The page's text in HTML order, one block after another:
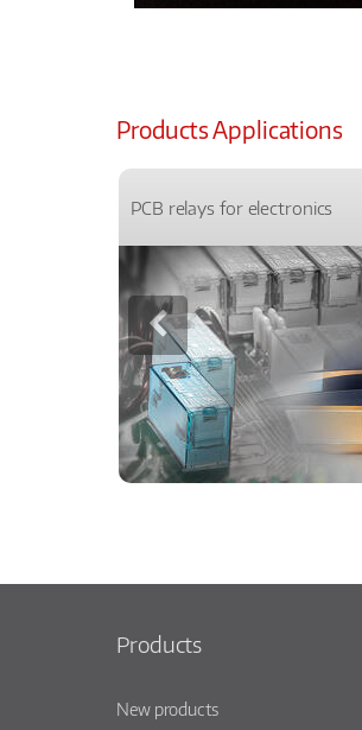
Products Applications
PCB relays for electronics
Products
New products